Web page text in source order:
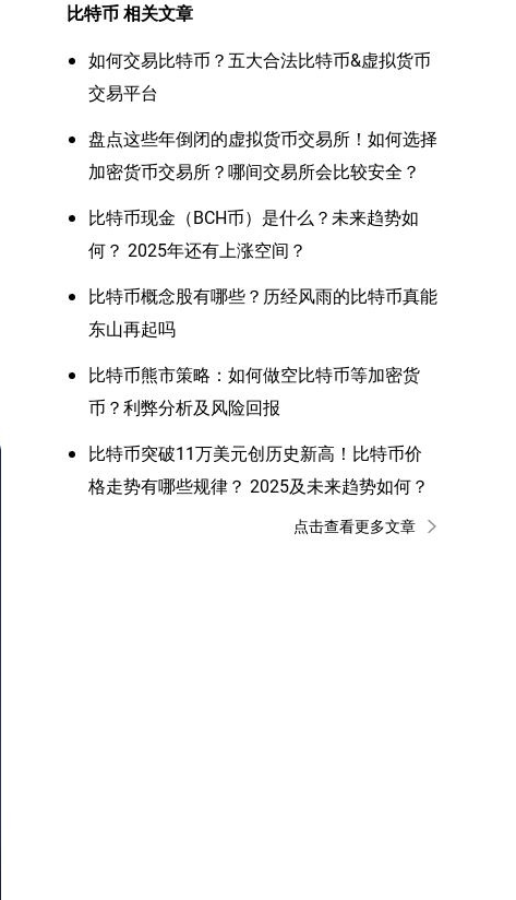
比特币相关文章
如何交易比特币？五大合法比特币&虚拟货币
交易平台
盘点这些年倒闭的虚拟货币交易所！如何选择
加密货币交易所？哪间交易所会比较安全？
比特币现金（BCH币）是什么？未来趋势如
何？ 2025年还有上涨空间？
比特币概念股有哪些？历经风雨的比特币真能
东山再起吗
比特币熊市策略：如何做空比特币等加密货
币？利弊分析及风险回报
比特币突破11万美元创历史新高！比特币价
格走势有哪些规律？ 2025及未来趋势如何？
点击查看更多文章